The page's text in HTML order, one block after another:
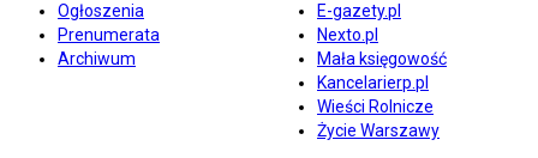
Ogłoszenia
Prenumerata
Archiwum
E-gazety.pl
Nexto.pl
Mała księgowość
Kancelarierp.pl
Wieści Rolnicze
Życie Warszawy